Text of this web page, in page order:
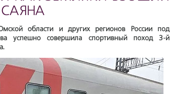
области и других регионов России под
успешно совершила спортивный поход 3-й